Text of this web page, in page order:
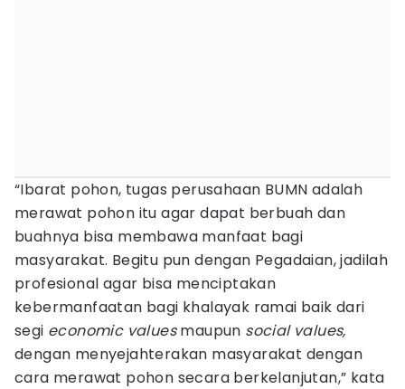
“Ibarat pohon, tugas perusahaan BUMN adalah
merawat pohon itu agar dapat berbuah dan
buahnya bisa membawa manfaat bagi
masyarakat. Begitu pun dengan Pegadaian, jadilah
profesional agar bisa menciptakan
kebermanfaatan bagi khalayak ramai baik dari
segi economic valuesmaupun social values,
dengan menyejahterakan masyarakat dengan
cara merawat pohon secara berkelanjutan,” kata